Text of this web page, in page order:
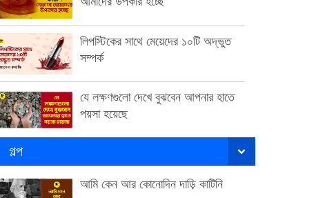
লিপস্টিকের সাথে মেয়েদের ১০টি অদ্ভুত
সম্পর্ক
যে লক্ষণগুলো দেখে বুঝবেন আপনার হাতে
পয়সা হয়েছে
গল্প
আমি কেন আর কোনোদিন দাড়ি কাটিনি